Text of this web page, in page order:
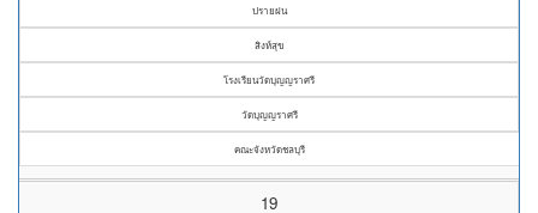
ปรายฝน
สิงห์สุข
โรงเรียนวัดบุญญราศรี
วัดบุญญราศรี
คณะจังหวัดชลบุรี
19